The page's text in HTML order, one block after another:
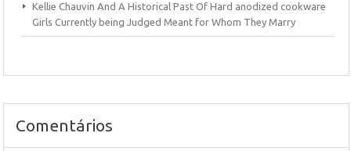
Kellie Chauvin And A Historical Past Of Hard anodized cookware
Girls Currently being Judged Meant for Whom They Marry
Comentários